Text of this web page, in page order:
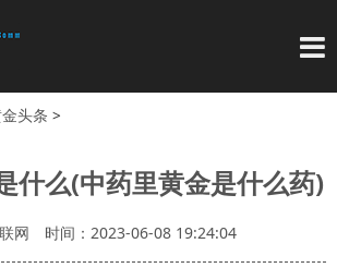
导
头条 >
什么(中药里黄金是什么药)
网 时间：2023-06-08 19:24:04